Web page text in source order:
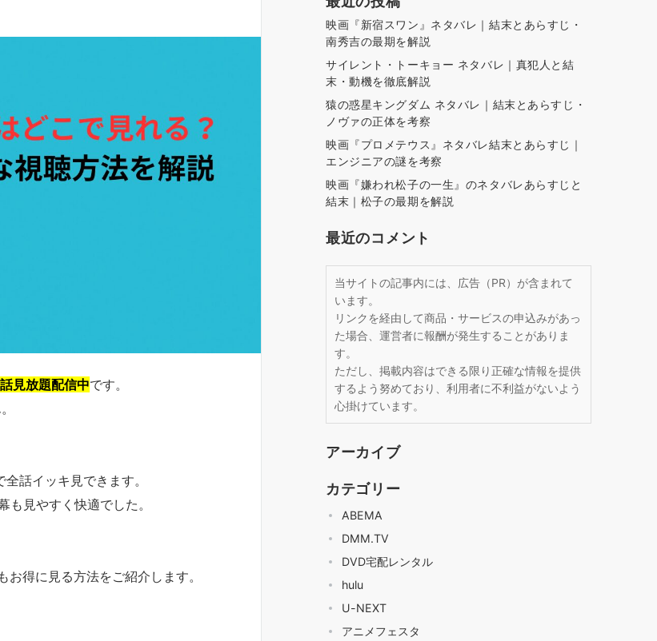
見放題配信中です。
話イッキ見できます。
見やすく快適でした。
得に見る方法をご紹介します。
映画『新宿スワン』ネタバレ｜結末とあらすじ・
南秀吉の最期を解説
サイレント・トーキョー ネタバレ｜真犯人と結
末・動機を徹底解説
猿の惑星キングダム ネタバレ｜結末とあらすじ・
ノヴァの正体を考察
映画『プロメテウス』ネタバレ結末とあらすじ｜
エンジニアの謎を考察
映画『嫌われ松子の一生』のネタバレあらすじと
結末｜松子の最期を解説
最近のコメント
当サイトの記事内には、広告（PR）が含まれて
います。
リンクを経由して商品・サービスの申込みがあっ
た場合、運営者に報酬が発生することがありま
す。
ただし、掲載内容はできる限り正確な情報を提供
するよう努めており、利用者に不利益がないよう
心掛けています。
アーカイブ
カテゴリー
ABEMA
DMM.TV
DVD宅配レンタル
hulu
U-NEXT
アニメフェスタ